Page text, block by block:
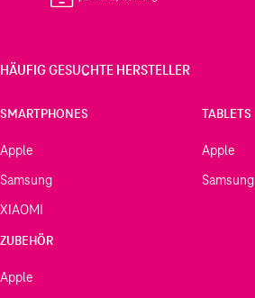
HÄUFIG GESUCHTE HERSTELLER
SMARTPHONES
Apple
Samsung
XIAOMI
TABLETS
Apple
Samsung
ZUBEHÖR
Apple